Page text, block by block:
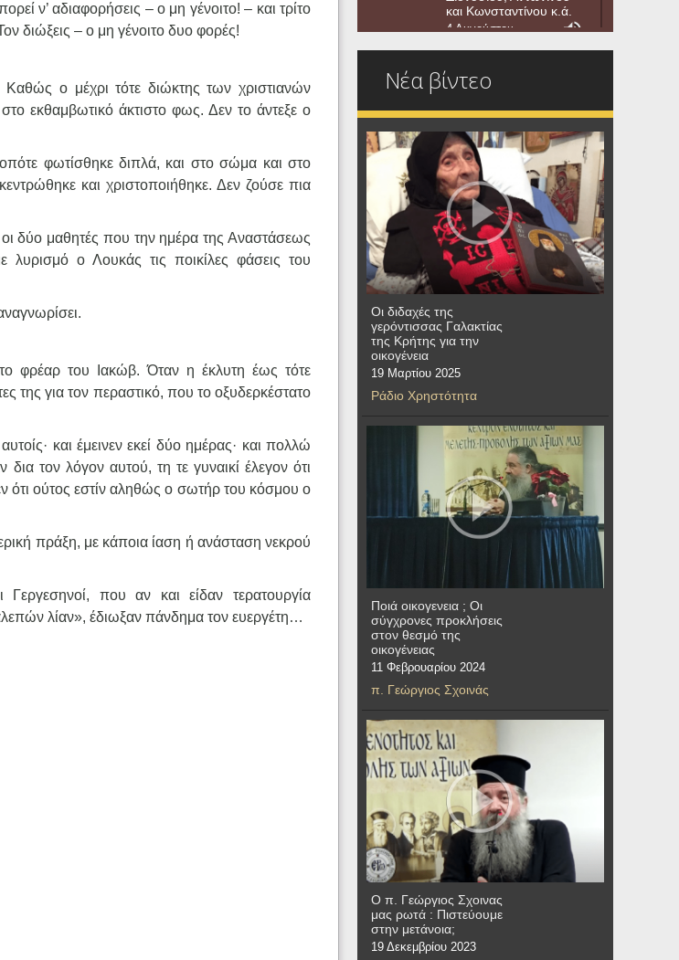
ν’ αδιαφορήσεις – ο μη γένοιτο! – και τρίτο
διώξεις – ο μη γένοιτο δυο φορές!
ο μέχρι τότε διώκτης των χριστιανών
εκθαμβωτικό άκτιστο φως. Δεν το άντεξε ο
φωτίσθηκε διπλά, και στο σώμα και στο
και χριστοποιήθηκε. Δεν ζούσε πια
δύο μαθητές που την ημέρα της Αναστάσεως
λυρισμό ο Λουκάς τις ποικίλες φάσεις του
φρέαρ του Ιακώβ. Όταν η έκλυτη έως τότε
της για τον περαστικό, που το οξυδερκέστατο
και έμεινεν εκεί δύο ημέρας· και πολλώ
τον λόγον αυτού, τη τε γυναικί έλεγον ότι
ότι ούτος εστίν αληθώς ο σωτήρ του κόσμου ο
πράξη, με κάποια ίαση ή ανάσταση νεκρού
Γεργεσηνοί, που αν και είδαν τερατουργία
λίαν», έδιωξαν πάνδημα τον ευεργέτη…
και Κωνσταντίνου κ.ά.
4 Αυγούστου
Νέα βίντεο
Οι διδαχές της
γερόντισσας Γαλακτίας
της Κρήτης για την
οικογένεια
19 Μαρτίου 2025
Ράδιο Χρηστότητα
Ποιά οικογενεια ; Οι
σύγχρονες προκλήσεις
στον θεσμό της
οικογένειας
11 Φεβρουαρίου 2024
π. Γεώργιος Σχοινάς
Ο π. Γεώργιος Σχοινας
μας ρωτά : Πιστεύουμε
στην μετάνοια;
19 Δεκεμβρίου 2023